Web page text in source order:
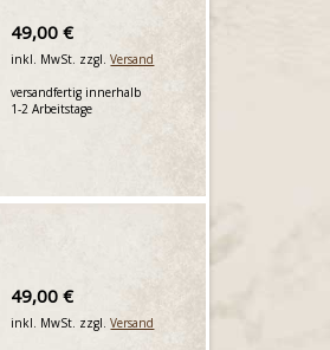
49,00 €
inkl. MwSt. zzgl.Versand
versandfertig innerhalb
1-2 Arbeitstage
49,00 €
inkl. MwSt. zzgl.Versand